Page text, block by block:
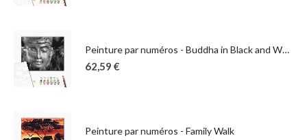
Peinture par numéros - Buddha in Black and White
62,59 €
Peinture par numéros - Family Walk